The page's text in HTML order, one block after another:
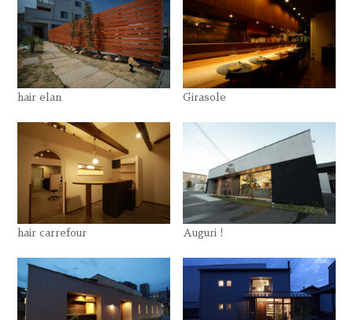
hair elan Girasole
hair carrefour Auguri !